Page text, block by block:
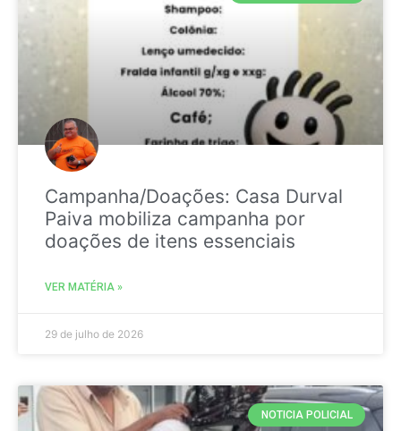
Campanha/Doações: Casa Durval
Paiva mobiliza campanha por
doações de itens essenciais
VER MATÉRIA »
29 de julho de 2026
NOTICIA POLICIAL